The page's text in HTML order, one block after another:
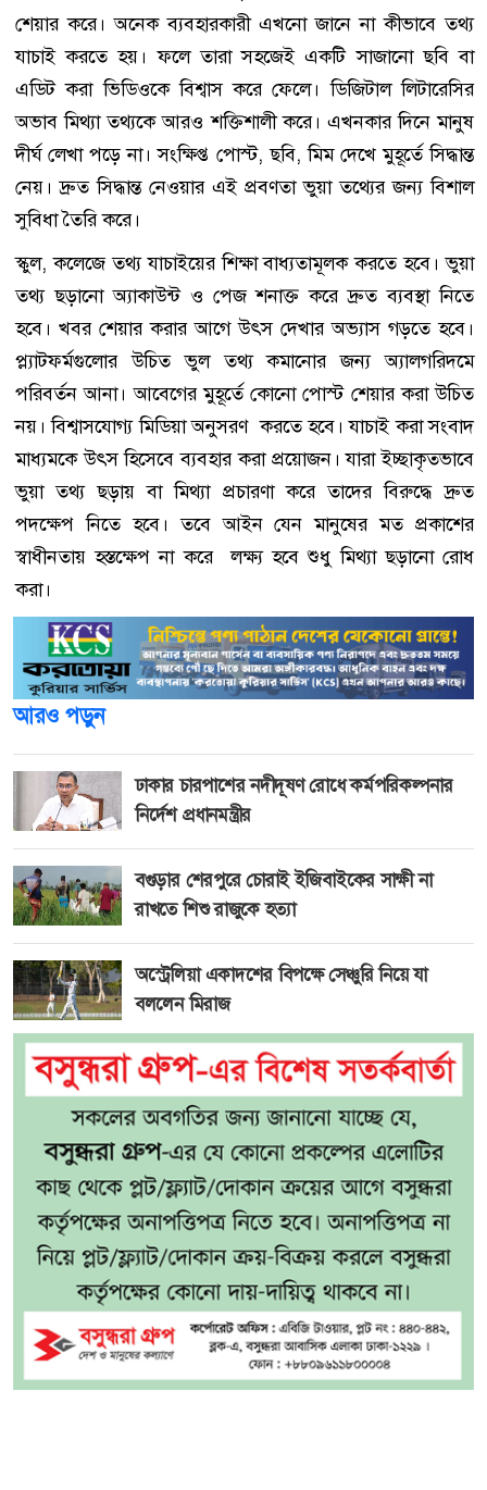
শেয়ার করে। অনেক ব্যবহারকারী এখনো জানে না কীভাবে তথ্য
যাচাই করতে হয়। ফলে তারা সহজেই একটি সাজানো ছবি বা
এডিট করা ভিডিওকে বিশ্বাস করে ফেলে। ডিজিটাল লিটারেসির
অভাব মিথ্যা তথ্যকে আরও শক্তিশালী করে। এখনকার দিনে মানুষ
দীর্ঘ লেখা পড়ে না। সংক্ষিপ্ত পোস্ট, ছবি, মিম দেখে মুহূর্তে সিদ্ধান্ত
নেয়। দ্রুত সিদ্ধান্ত নেওয়ার এই প্রবণতা ভুয়া তথ্যের জন্য বিশাল
সুবিধা তৈরি করে।
স্কুল, কলেজে তথ্য যাচাইয়ের শিক্ষা বাধ্যতামূলক করতে হবে। ভুয়া
তথ্য ছড়ানো অ্যাকাউন্ট ও পেজ শনাক্ত করে দ্রুত ব্যবস্থা নিতে
হবে। খবর শেয়ার করার আগে উৎস দেখার অভ্যাস গড়তে হবে।
প্ল্যাটফর্মগুলোর উচিত ভুল তথ্য কমানোর জন্য অ্যালগরিদমে
পরিবর্তন আনা। আবেগের মুহূর্তে কোনো পোস্ট শেয়ার করা উচিত
নয়। বিশ্বাসযোগ্য মিডিয়া অনুসরণ করতে হবে। যাচাই করা সংবাদ
মাধ্যমকে উৎস হিসেবে ব্যবহার করা প্রয়োজন। যারা ইচ্ছাকৃতভাবে
ভুয়া তথ্য ছড়ায় বা মিথ্যা প্রচারণা করে তাদের বিরুদ্ধে দ্রুত
পদক্ষেপ নিতে হবে। তবে আইন যেন মানুষের মত প্রকাশের
স্বাধীনতায় হস্তক্ষেপ না করে লক্ষ্য হবে শুধু মিথ্যা ছড়ানো রোধ
করা।
আরও পড়ুন
ঢাকার চারপাশের নদীদূষণ রোধে কর্মপরিকল্পনার
নির্দেশ প্রধানমন্ত্রীর
বগুড়ার শেরপুরে চোরাই ইজিবাইকের সাক্ষী না
রাখতে শিশু রাজুকে হত্যা
অস্ট্রেলিয়া একাদশের বিপক্ষে সেঞ্চুরি নিয়ে যা
বললেন মিরাজ